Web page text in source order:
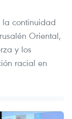
la continuidad
Oriental,
y los
racial en